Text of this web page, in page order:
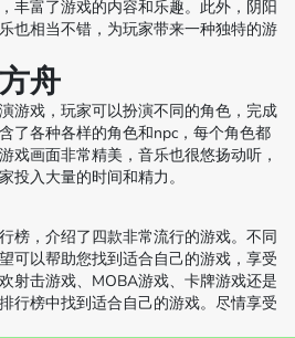
丰富了游戏的内容和乐趣。此外，阴阳
也相当不错，为玩家带来一种独特的游
舟
游戏，玩家可以扮演不同的角色，完成
了各种各样的角色和npc，每个角色都
戏画面非常精美，音乐也很悠扬动听，
投入大量的时间和精力。
榜，介绍了四款非常流行的游戏。不同
可以帮助您找到适合自己的游戏，享受
射击游戏、MOBA游戏、卡牌游戏还是
行榜中找到适合自己的游戏。尽情享受